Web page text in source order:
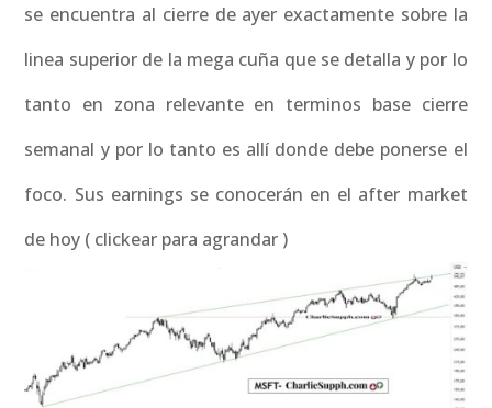
se encuentra al cierre de ayer exactamente sobre la
linea superior de la mega cuña que se detalla y por lo
tanto en zona relevante en terminos base cierre
semanal y por lo tanto es allí donde debe ponerse el
foco. Sus earnings se conocerán en el after market
de hoy ( clickear para agrandar )